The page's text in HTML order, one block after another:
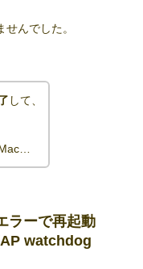
んでした。
して、
ラーで再起動
watchdog